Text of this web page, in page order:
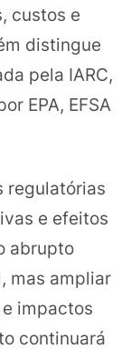
custos e
distingue
pela IARC,
EPA, EFSA
regulatórias
e efeitos
abrupto
mas ampliar
impactos
continuará